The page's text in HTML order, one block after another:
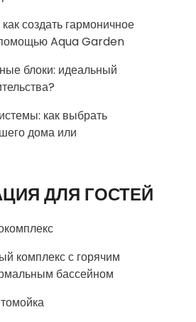
создать гармоничное
помощью Aqua Garden
блоки: идеальный
как выбрать
дома или
ДЛЯ ГОСТЕЙ
комплекс с горячим
бассейном